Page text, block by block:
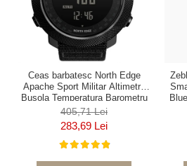
Ceas barbatesc North Edge
Apache Sport Militar Altimetru
Busola Temperatura Barometru
Alarma Negru
405,71 Lei
283,69 Lei